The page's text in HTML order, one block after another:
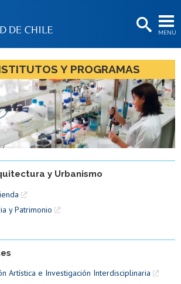
MENÚ
BIBLIOTECAS
LA UNIVERSIDAD
Postulantes
Estudiantes
Académicas/os
Egresadas/os
Y PROGRAMAS
y Urbanismo
y Patrimonio
Artística e Investigación Interdisciplinaria